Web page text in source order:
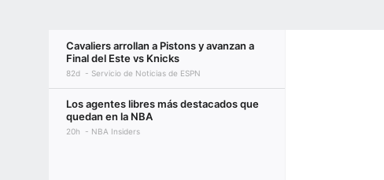
Cavaliers arrollan a Pistons y avanzan a
Final del Este vs Knicks
82d Servicio de Noticias de ESPN
Los agentes libres más destacados que
quedan en la NBA
20h NBA Insiders